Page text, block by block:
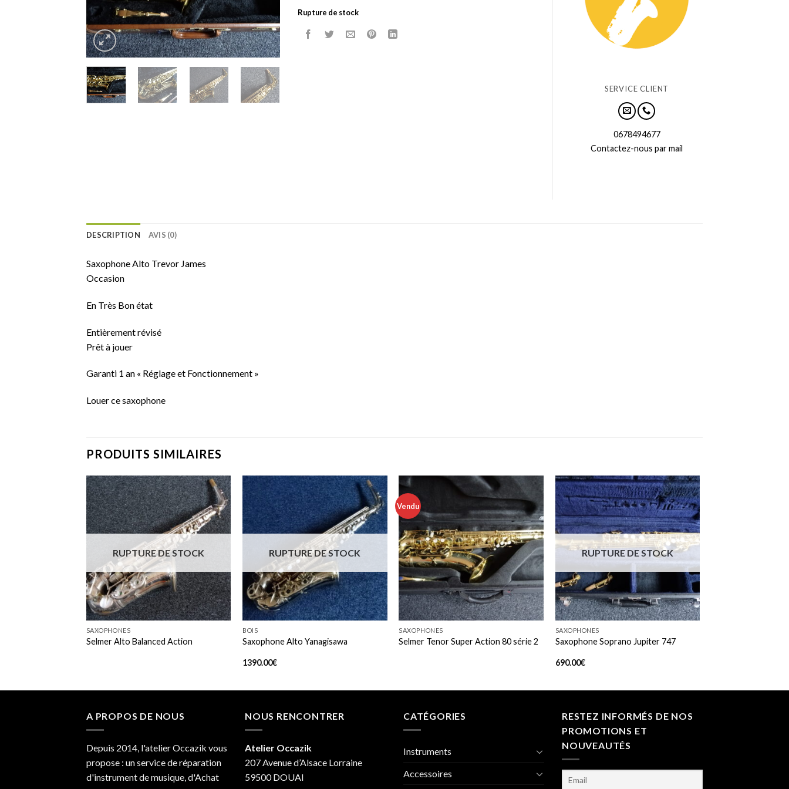
Rupture de stock
SERVICE CLIENT
0678494677
Contactez-nous par mail
DESCRIPTION AVIS (0)
Saxophone Alto Trevor James
Occasion
En Très Bon état
Entièrement révisé
Prêt à jouer
Garanti 1 an « Réglage et Fonctionnement »
Louer ce saxophone
PRODUITS SIMILAIRES
Add to
+
RUPTURE DE STOCK
SAXOPHONES
Selmer Alto Balanced Action
Add to
+
RUPTURE DE STOCK
BOIS
Saxophone Alto Yanagisawa
1390.00€
Vendu
Add to
wishlist
+
SAXOPHONES
Selmer Tenor Super Action 80 série 2
Add to
wishlist
+
RUPTURE DE STOCK
SAXOPHONES
Saxophone Soprano Jupiter 747
690.00€
A PROPOS DE NOUS
Depuis 2014, l'atelier Occazik vous
propose : un service de réparation
d'instrument de musique, d'Achat
NOUS RENCONTRER
Atelier Occazik
207 Avenue d’Alsace Lorraine
59500 DOUAI
CATÉGORIES
Instruments
Accessoires
RESTEZ INFORMÉS DE NOS
PROMOTIONS ET
NOUVEAUTÉS